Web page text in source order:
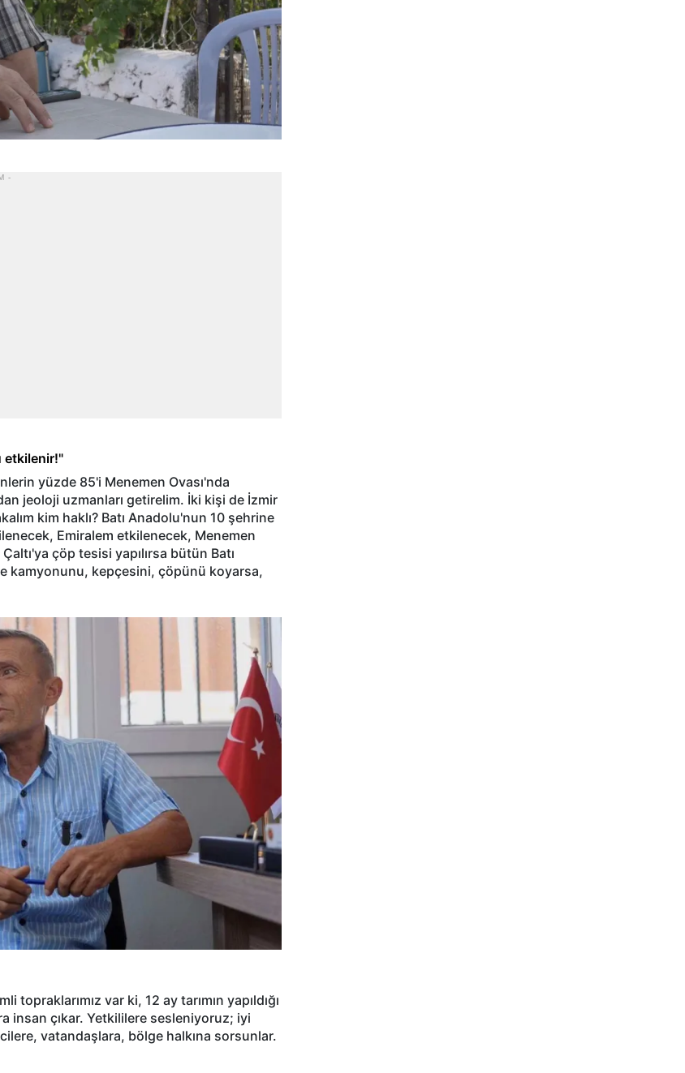
-
etkilenir!"
yüzde 85'i Menemen Ovası'nda
jeoloji uzmanları getirelim. İki kişi de İzmir
kim haklı? Batı Anadolu'nun 10 şehrine
Emiralem etkilenecek, Menemen
çöp tesisi yapılırsa bütün Batı
kamyonunu, kepçesini, çöpünü koyarsa,
topraklarımız var ki, 12 ay tarımın yapıldığı
insan çıkar. Yetkililere sesleniyoruz; iyi
vatandaşlara, bölge halkına sorsunlar.